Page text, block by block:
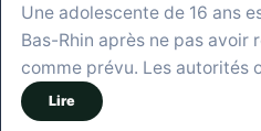
Une adolescente de 16 ans
Bas-Rhin après ne pas avoir
comme prévu. Les autorités
Lire